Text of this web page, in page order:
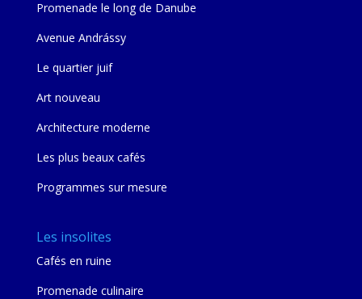
Promenade le long de Danube
Avenue Andrássy
Le quartier juif
Art nouveau
Architecture moderne
Les plus beaux cafés
Programmes sur mesure
Les insolites
Cafés en ruine
Promenade culinaire